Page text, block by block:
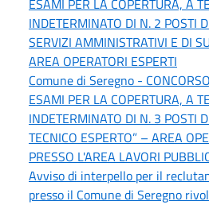
ESAMI PER LA COPERTURA, A
INDETERMINATO DI N. 2 POSTI
SERVIZI AMMINISTRATIVI E DI
AREA OPERATORI ESPERTI
Comune di Seregno -
ESAMI PER LA COPERTURA, A
INDETERMINATO DI N. 3 POSTI
TECNICO ESPERTO” – AREA
PRESSO L'AREA LAVORI
Avviso di interpello per il
presso il Comune di Seregno